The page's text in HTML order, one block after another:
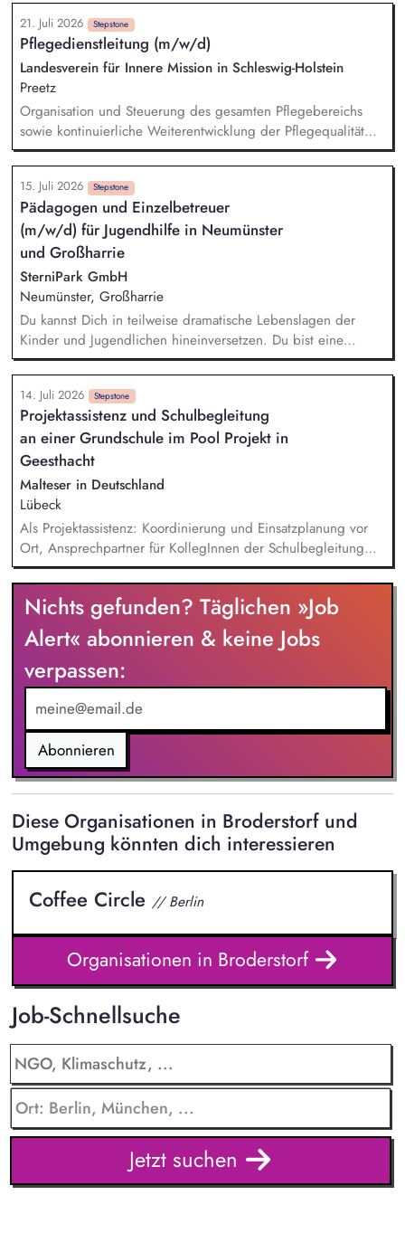
Klärungsprozessen. Konzeption und Durchführung von
Schulungen und Sensibilisierungsformaten. Mitwirkung an der
Weiterentwicklung von Leitlinien, Verhaltenskodizes und dem
Meldesystem. Förderung einer offenen Feedback- und
Beschwerdekultur innerhalb der Organisation.
21. Juli 2026 Stepstone
Pflegedienstleitung (m/w/d)
Landesverein für Innere Mission in Schleswig-Holstein
Preetz
Organisation und Steuerung des gesamten Pflegebereichs
sowie kontinuierliche Weiterentwicklung der Pflegequalität
Führung, Begleitung und Förderung der Mitarbeitenden im
Pflegedienst Sicherstellung einer fachgerechten und
wirtschaftlichen Pflege sowie einer vollständigen
Pflegedokumentation Verantwortung für die Personaleinsatz-
und Dienstplanung Beratung von Bewohnerinnen und
Bewohnern sowie deren Angehörigen in pflegerischen
Fragestellungen Enge Zusammenarbeit mit Ärztinnen und
Ärzten, Kostenträgern sowie weiteren Kooperationspartnern
15. Juli 2026 Stepstone
Pädagogen und Einzelbetreuer
(m/w/d) für Jugendhilfe in Neumünster
und Großharrie
SterniPark GmbH
Neumünster, Großharrie
Du kannst Dich in teilweise dramatische Lebenslagen der
Kinder und Jugendlichen hineinversetzen. Du bist eine
vertrauensvolle und empathische Bezugsperson für die
Kinder und Jugendlichen. Du vermittelst den Kindern und
Jugendlichen Sicherheit, Offenheit und Geborgenheit. Du
stehst den Kindern und Jugendlichen bei den alltäglich
anfallenden Aufgaben zur Seite und hilfst ihnen wieder einen
gefestigten und strukturierten Alltag zu finden.
14. Juli 2026 Stepstone
Projektassistenz und Schulbegleitung
an einer Grundschule im Pool Projekt in
Geesthacht
Malteser in Deutschland
Lübeck
Als Projektassistenz: Koordinierung und Einsatzplanung vor
Ort, Ansprechpartner für KollegInnen der Schulbegleitung
und den PädagogInnen, Schnittstelle zwischen Schule und
Dienststelle. Als Schulbegleitung: Persönliche und
individuelle, bedarfsgerechte Begleitung der Kinder während
der Teilnahme am Unterricht und während der Pausenzeiten,
enge Zusammenarbeit mit dem PädagogInnen-Team der
Schule und dem Team der Schulbegleitung.
Nichts gefunden? Täglichen »Job
Alert« abonnieren & keine Jobs
verpassen:
Abonnieren
Diese Organisationen in Broderstorf und
Umgebung könnten dich interessieren
Coffee Circle // Berlin
Organisationen in Broderstorf
Job-Schnellsuche
Jetzt suchen